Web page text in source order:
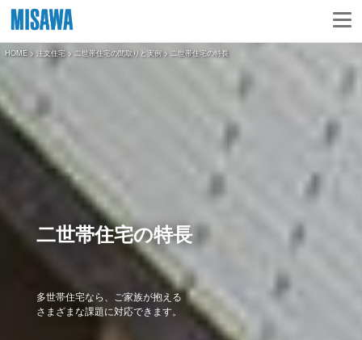
HOME > 注文住宅> 二世帯住宅の間取りと実例> 二世帯住宅の特長
二世帯住宅の特長
多世帯住宅なら、ご家族が抱える
さまざまな課題に対応できます。